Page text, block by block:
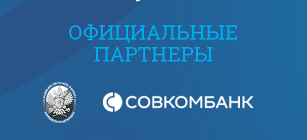
ОФИЦИАЛЬНЫЕ
ПАРТНЕРЫ